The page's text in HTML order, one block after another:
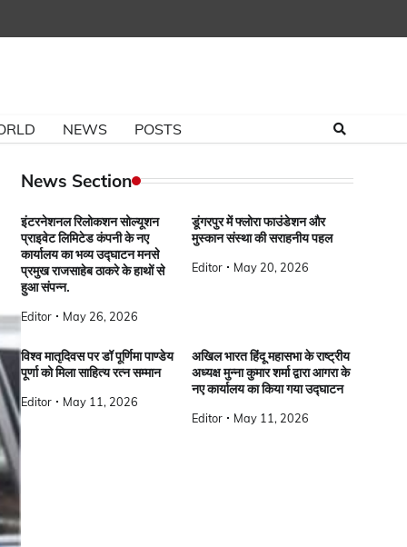
NEWS POSTS
News Section
इंटरनेशनल रिलोकशन सोल्यूशन
प्राइवेट लिमिटेड कंपनी के नए
कार्यालय का भव्य उद्घाटन मनसे
प्रमुख राजसाहेब ठाकरे के हाथों से
हुआ संपन्न.
Editor May 26, 2026
डूंगरपुर में फ्लोरा फाउंडेशन और
मुस्कान संस्था की सराहनीय पहल
Editor May 20, 2026
विश्व मातृदिवस पर डॉ पूर्णिमा पाण्डेय
पूर्णा को मिला साहित्य रत्न सम्मान
Editor May 11, 2026
अखिल भारत हिंदू महासभा के राष्ट्रीय
अध्यक्ष मुन्ना कुमार शर्मा द्वारा आगरा के
नए कार्यालय का किया गया उद्घाटन
Editor May 11, 2026